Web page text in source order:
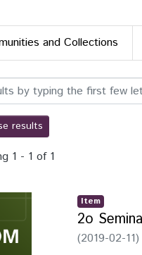
and Collections
UNILA |
results
1 - 1 of 1
Item
2o
(2019-02-11)